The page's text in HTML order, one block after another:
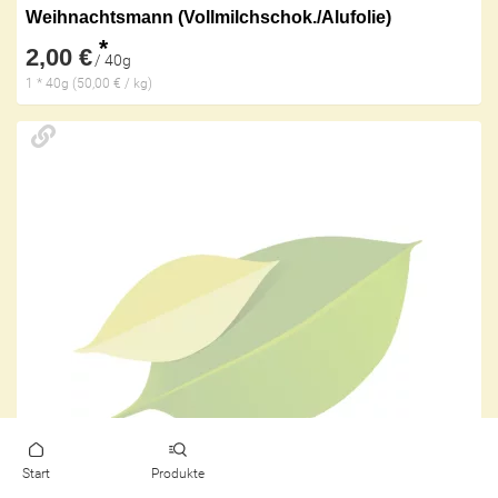
Weihnachtsmann (Vollmilchschok./Alufolie)
2,00 € *
/ 40g
1 * 40g (50,00 € / kg)
Start Produkte